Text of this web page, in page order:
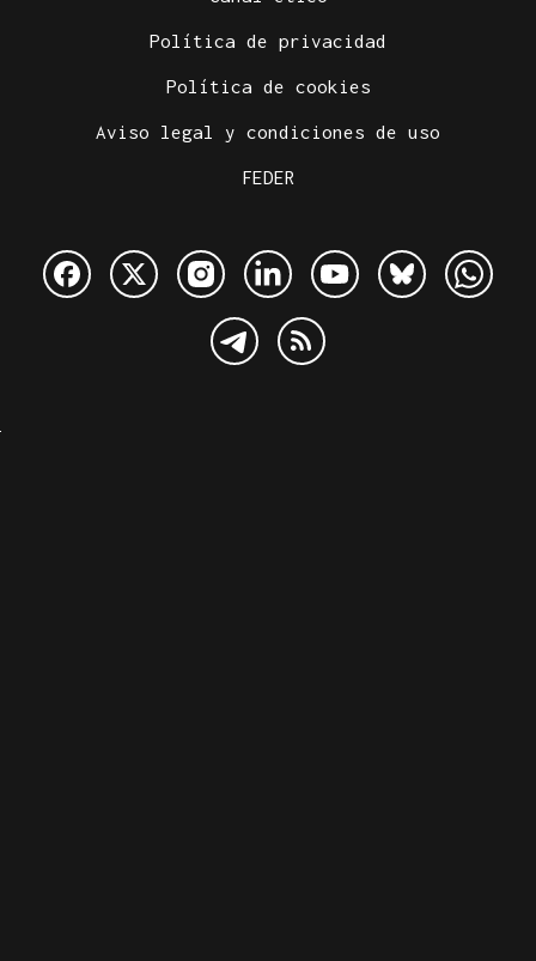
Política de privacidad
Política de cookies
Aviso legal y condiciones de uso
FEDER